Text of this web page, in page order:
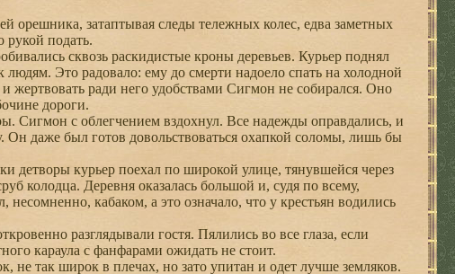
орешника, затаптывая следы тележных колес, едва заметных
подать.
сквозь раскидистые кроны деревьев. Курьер поднял
Это радовало: ему до смерти надоело спать на холодной
жертвовать ради него удобствами Сигмон не собирался. Оно
дороги.
Сигмон с облегчением вздохнул. Все надежды оправдались, и
Он даже был готов довольствоваться охапкой соломы, лишь бы
курьер поехал по широкой улице, тянувшейся через
колодца. Деревня оказалась большой и, судя по всему,
кабаком, а это означало, что у крестьян водились
разглядывали гостя. Пялились во все глаза, если
караула с фанфарами ожидать не стоит.
так широк в плечах, но зато упитан и одет лучше земляков.